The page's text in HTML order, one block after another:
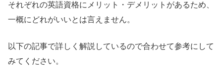
それぞれの英語資格にメリット・デメリットがあるため、
一概にどれがいいとは言えません。
以下の記事で詳しく解説しているので合わせて参考にして
みてください。